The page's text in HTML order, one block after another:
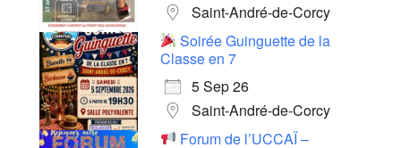
Saint-André-de-Corcy
Soirée Guinguette de la
Classe en 7
5 Sep 26
Saint-André-de-Corcy
Forum de l’UCCAÏ –